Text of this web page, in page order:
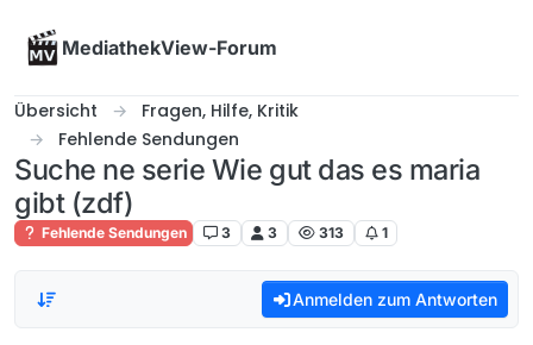
MediathekView-Forum
Übersicht
Fragen, Hilfe, Kritik
Fehlende Sendungen
Suche ne serie Wie gut das es maria
gibt (zdf)
Fehlende Sendungen 3 3 313 1
Anmelden zum Antworten